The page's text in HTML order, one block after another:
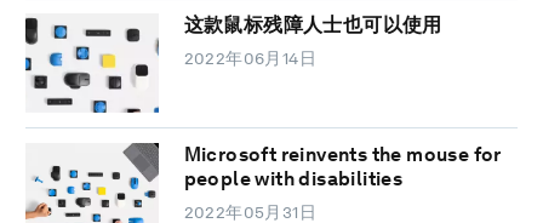
这款鼠标残障人士也可以使用
2022年06月14日
Microsoft reinvents the mouse for
people with disabilities
2022年05月31日